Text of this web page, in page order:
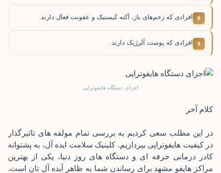
افرادی که زخم‌های باز، آکنه کیستیک و عفونت فعال دارند.
افرادی که پوست آلرژیک دارند.
اجزای دستگاه هایفوتراپی
کلام آخر
در این مطلب سعی کردیم به بررسی تمام مولفه های تاثیرگذار
در کیفیت هایفوتراپی بپردازیم. کلینیک سلامت ایده آل، به پشتوانه
کادر درمانی حرفه ای و دستگاه های روز دنیا، یکی از بهترین
مراکز هایفو مشهد برای رساندن شما به ظاهر آیده آل تان است.